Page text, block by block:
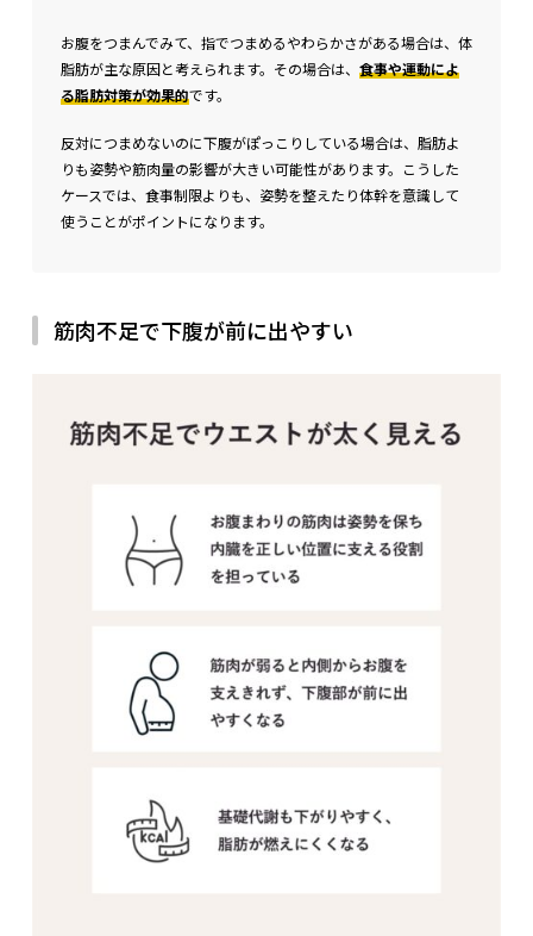
お腹をつまんでみて、指でつまめるやわらかさがある場合は、体
脂肪が主な原因と考えられます。その場合は、 食事や運動によ
る脂肪対策が効果的です。
反対につまめないのに下腹がぽっこりしている場合は、脂肪よ
りも姿勢や筋肉量の影響が大きい可能性があります。 こうした
ケースでは、食事制限よりも、姿勢を整えたり体幹を意識して
使うことがポイントになります。
筋肉不足で下腹が前に出やすい